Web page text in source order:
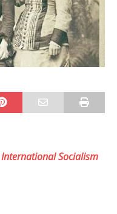
International Socialism